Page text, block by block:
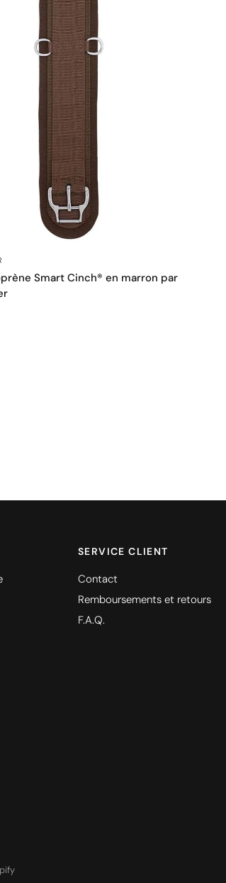
Smart Cinch® en marron par
SERVICE CLIENT
Contact
Remboursements et retours
F.A.Q.